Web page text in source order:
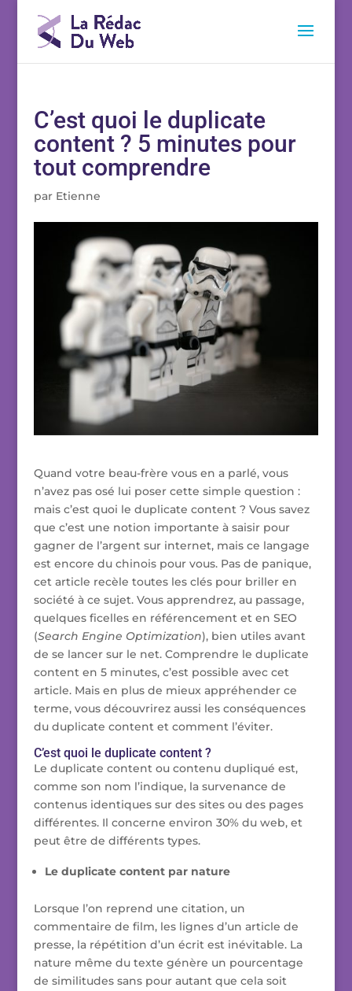
C’est quoi le duplicate
content ? 5 minutes pour
tout comprendre
par Etienne
Quand votre beau-frère vous en a parlé, vous
n’avez pas osé lui poser cette simple question :
mais c’est quoi le duplicate content ? Vous savez
que c’est une notion importante à saisir pour
gagner de l’argent sur internet, mais ce langage
est encore du chinois pour vous. Pas de panique,
cet article recèle toutes les clés pour briller en
société à ce sujet. Vous apprendrez, au passage,
quelques ficelles en référencement et en SEO
(Search Engine Optimization), bien utiles avant
de se lancer sur le net. Comprendre le duplicate
content en 5 minutes, c’est possible avec cet
article. Mais en plus de mieux appréhender ce
terme, vous découvrirez aussi les conséquences
du duplicate content et comment l’éviter.
C’est quoi le duplicate content ?
Le duplicate content ou contenu dupliqué est,
comme son nom l’indique, la survenance de
contenus identiques sur des sites ou des pages
différentes. Il concerne environ 30% du web, et
peut être de différents types.
Le duplicate content par nature
Lorsque l’on reprend une citation, un
commentaire de film, les lignes d’un article de
presse, la répétition d’un écrit est inévitable. La
nature même du texte génère un pourcentage
de similitudes sans pour autant que cela soit